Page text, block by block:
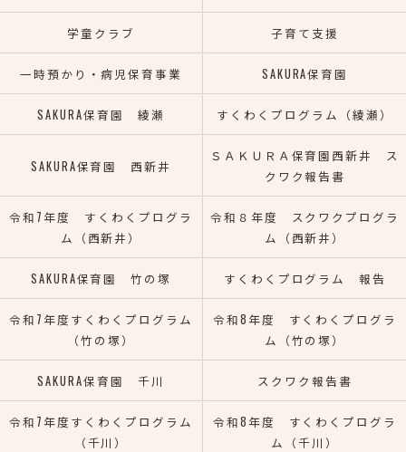
学童クラブ 子育て支援
一時預かり・病児保育事業 SAKURA保育園
SAKURA保育園 綾瀬 すくわくプログラム（綾瀬）
SAKURA保育園 西新井
ＳＡＫＵＲＡ保育園西新井 ス
クワク報告書
令和7年度 すくわくプログラ
ム（西新井）
令和８年度 スクワクプログラ
ム（西新井）
SAKURA保育園 竹の塚 すくわくプログラム 報告
令和7年度すくわくプログラム
（竹の塚）
令和8年度 すくわくプログラ
ム（竹の塚）
SAKURA保育園 千川 スクワク報告書
令和7年度すくわくプログラム
（千川）
令和8年度 すくわくプログラ
ム（千川）